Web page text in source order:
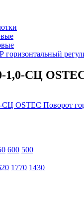
горизонтальный
1,0-СЦ
600 500
1770 1430